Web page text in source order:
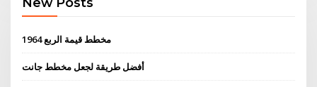
مخطط قيمة الربع 1964
أفضل طريقة لجعل مخطط جانت